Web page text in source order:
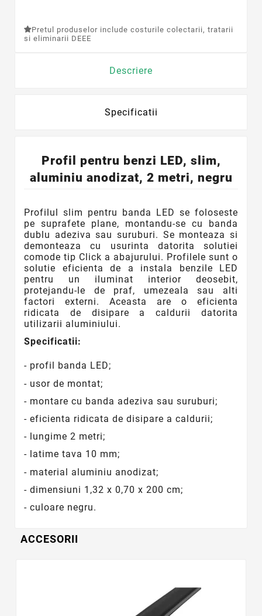
Pretul produselor include costurile colectarii, tratarii
si eliminarii DEEE
Descriere
Specificatii
Profil pentru benzi LED, slim,
aluminiu anodizat, 2 metri, negru
Profilul slim pentru banda LED se foloseste
pe suprafete plane, montandu-se cu banda
dublu adeziva sau suruburi. Se monteaza si
demonteaza cu usurinta datorita solutiei
comode tip Click a abajurului. Profilele sunt o
solutie eficienta de a instala benzile LED
pentru un iluminat interior deosebit,
protejandu-le de praf, umezeala sau alti
factori externi. Aceasta are o eficienta
ridicata de disipare a caldurii datorita
utilizarii aluminiului.
Specificatii:
- profil banda LED;
- usor de montat;
- montare cu banda adeziva sau suruburi;
- eficienta ridicata de disipare a caldurii;
- lungime 2 metri;
- latime tava 10 mm;
- material aluminiu anodizat;
- dimensiuni 1,32 x 0,70 x 200 cm;
- culoare negru.
ACCESORII